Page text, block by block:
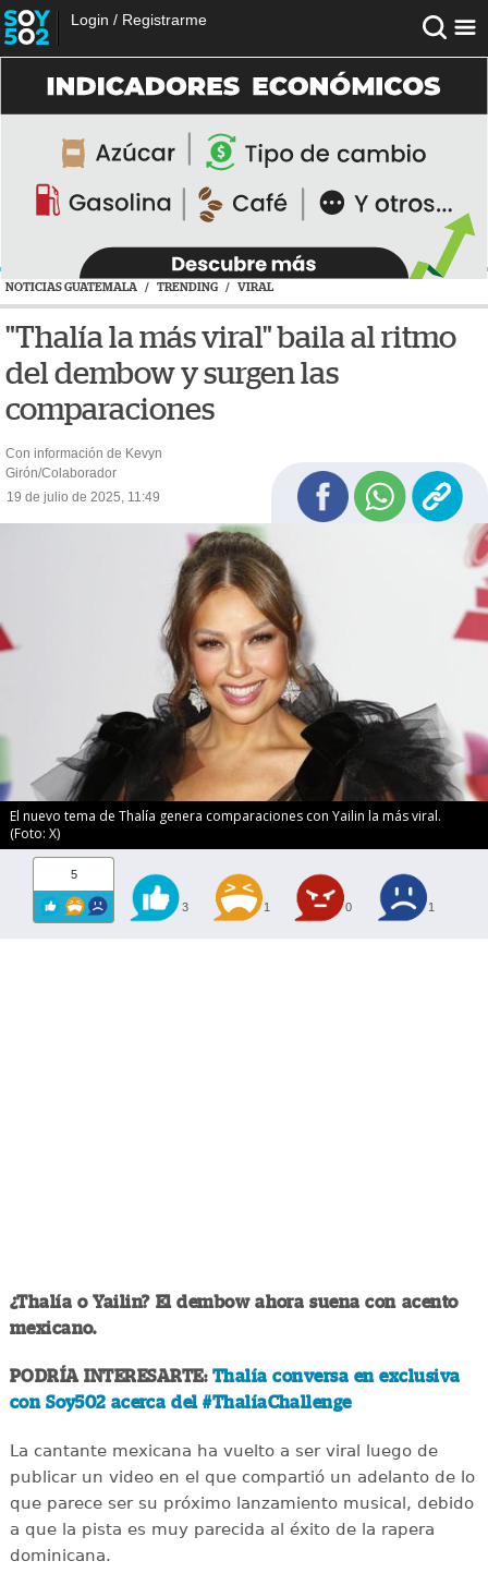
Login / Registrarme
NOTICIAS GUATEMALA / TRENDING / VIRAL
"Thalía la más viral" baila al ritmo
del dembow y surgen las
comparaciones
Con información de Kevyn
Girón/Colaborador
19 de julio de 2025, 11:49
El nuevo tema de Thalía genera comparaciones con Yailin la más viral.
(Foto: X)
5
3 1 0 1
¿Thalía o Yailin? El dembow ahora suena con acento
mexicano.
PODRÍA INTERESARTE: Thalía conversa en exclusiva
con Soy502 acerca del #ThalíaChallenge
La cantante mexicana ha vuelto a ser viral luego de
publicar un video en el que compartió un adelanto de lo
que parece ser su próximo lanzamiento musical, debido
a que la pista es muy parecida al éxito de la rapera
dominicana.